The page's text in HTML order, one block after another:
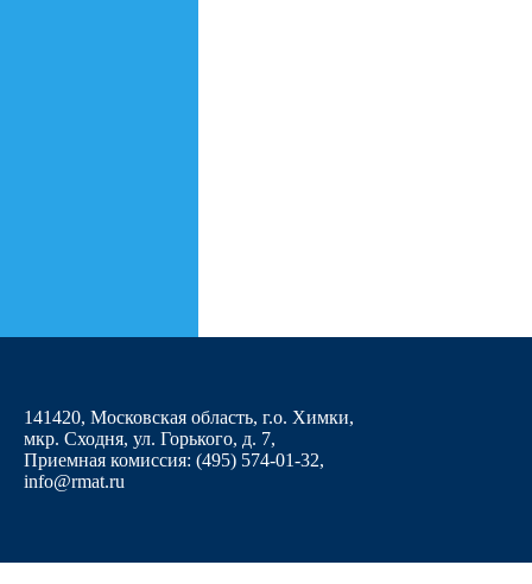
141420, Московская область, г.о. Химки,
мкр. Сходня, ул. Горького, д. 7,
Приемная комиссия: (495) 574-01-32,
info@rmat.ru